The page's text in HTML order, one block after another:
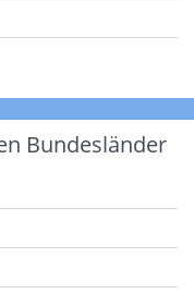
Bundesländer